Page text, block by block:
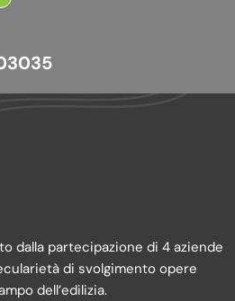
dalla partecipazione di 4 aziende
di svolgimento opere
dell’edilizia.